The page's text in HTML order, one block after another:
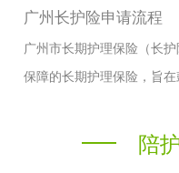
广州长护险申请流程
广州市长期护理保险（长
保障的长期护理保险，旨
陪